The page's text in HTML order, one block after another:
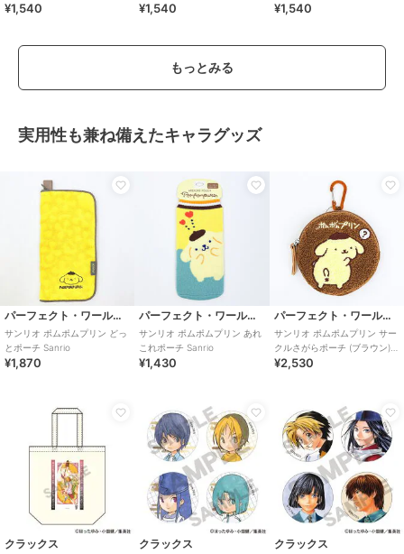
¥1,540 ¥1,540
プ Sanrio
¥1,540
もっとみる
実用性も兼ね備えたキャラグッズ
パーフェクト・ワールド・トーキョー
サンリオ ポムポムプリン どっ
とポーチ Sanrio
¥1,870
パーフェクト・ワールド・トーキョー
サンリオ ポムポムプリン あれ
これポーチ Sanrio
¥1,430
パーフェクト・ワールド・トーキョー
サンリオ ポムポムプリン サー
クルさがらポーチ (ブラウン)
Sanrio
¥2,530
クラックス クラックス クラックス